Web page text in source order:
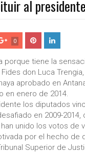
al presidente
0
porque tiene la
don Luca
aprobado en
en enero de 2014.
los diputados
en 2009-
unido los votos de
por el hecho de
Superior de